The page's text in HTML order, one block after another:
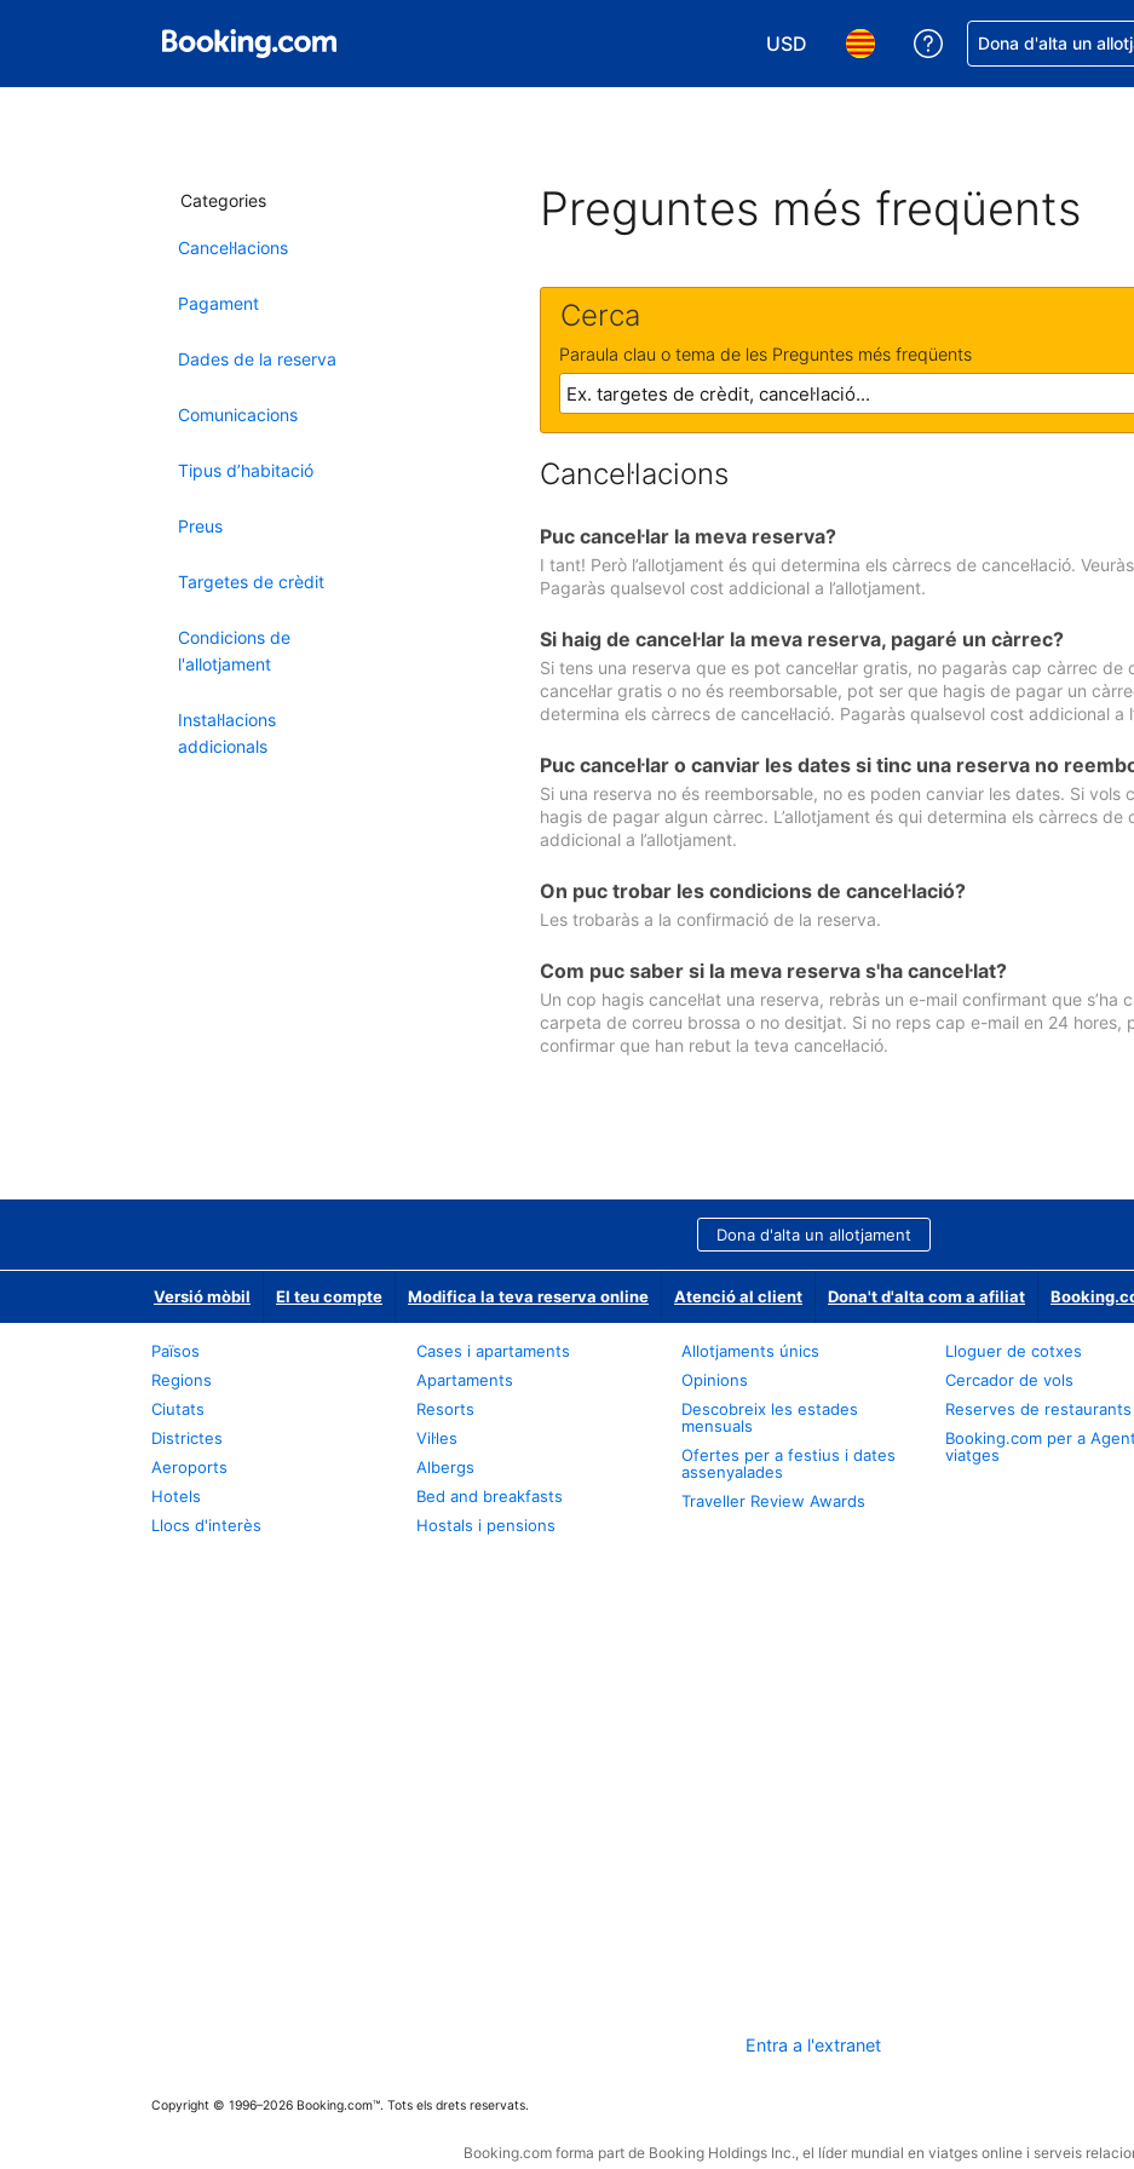
USD
Tria la moneda. La moneda actual és
Tria l'idioma. L'idioma actual
Rep ajuda amb la
Dona d'alta un
Categories
Cancel·lacions
Pagament
Dades de la reserva
Comunicacions
Tipus d’habitació
Preus
Targetes de crèdit
Condicions de
l'allotjament
Instal·lacions
addicionals
Preguntes més freqüents
Cerca
Paraula clau o tema de les Preguntes més freqüents
Cancel·lacions
Puc cancel·lar la meva reserva?
I tant! Però l’allotjament és qui determina els càrrecs de cancel·lació.
Pagaràs qualsevol cost addicional a l’allotjament.
Si haig de cancel·lar la meva reserva, pagaré un càrrec?
Si tens una reserva que es pot cancel·lar gratis, no pagaràs cap càrrec de
cancel·lar gratis o no és reemborsable, pot ser que hagis de pagar un
determina els càrrecs de cancel·lació. Pagaràs qualsevol cost addicional a
Puc cancel·lar o canviar les dates si tinc una reserva no
Si una reserva no és reemborsable, no es poden canviar les dates. Si vols
hagis de pagar algun càrrec. L’allotjament és qui determina els càrrecs de
addicional a l’allotjament.
On puc trobar les condicions de cancel·lació?
Les trobaràs a la confirmació de la reserva.
Com puc saber si la meva reserva s'ha cancel·lat?
Un cop hagis cancel·lat una reserva, rebràs un e-mail confirmant que s’ha
carpeta de correu brossa o no desitjat. Si no reps cap e-mail en 24 hores,
confirmar que han rebut la teva cancel·lació.
Dona d'alta un allotjament
Versió mòbil El teu compte Modifica la teva reserva online Atenció al client Dona't d'alta com a afiliat
Països
Regions
Ciutats
Districtes
Aeroports
Hotels
Llocs d'interès
Cases i apartaments
Apartaments
Resorts
Vil·les
Albergs
Bed and breakfasts
Hostals i pensions
Allotjaments únics
Opinions
Descobreix les estades
mensuals
Ofertes per a festius i dates
assenyalades
Traveller Review Awards
Lloguer de cotxes
Cercador de vols
Reserves de restaurants
Booking.com per a
viatges
Entra a l'extranet
Copyright © 1996–2026 Booking.com™. Tots els drets reservats.
Booking.com forma part de Booking Holdings Inc., el líder mundial en viatges online i serveis